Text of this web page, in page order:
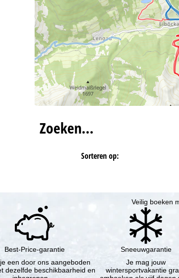
Zoeken…
Sorteren op:
Veilig boeken
Best-Price-garantie
een door ons aangeboden
dezelfde beschikbaarheid en
Sneeuwgarantie
Je mag jouw
wintersportvakantie